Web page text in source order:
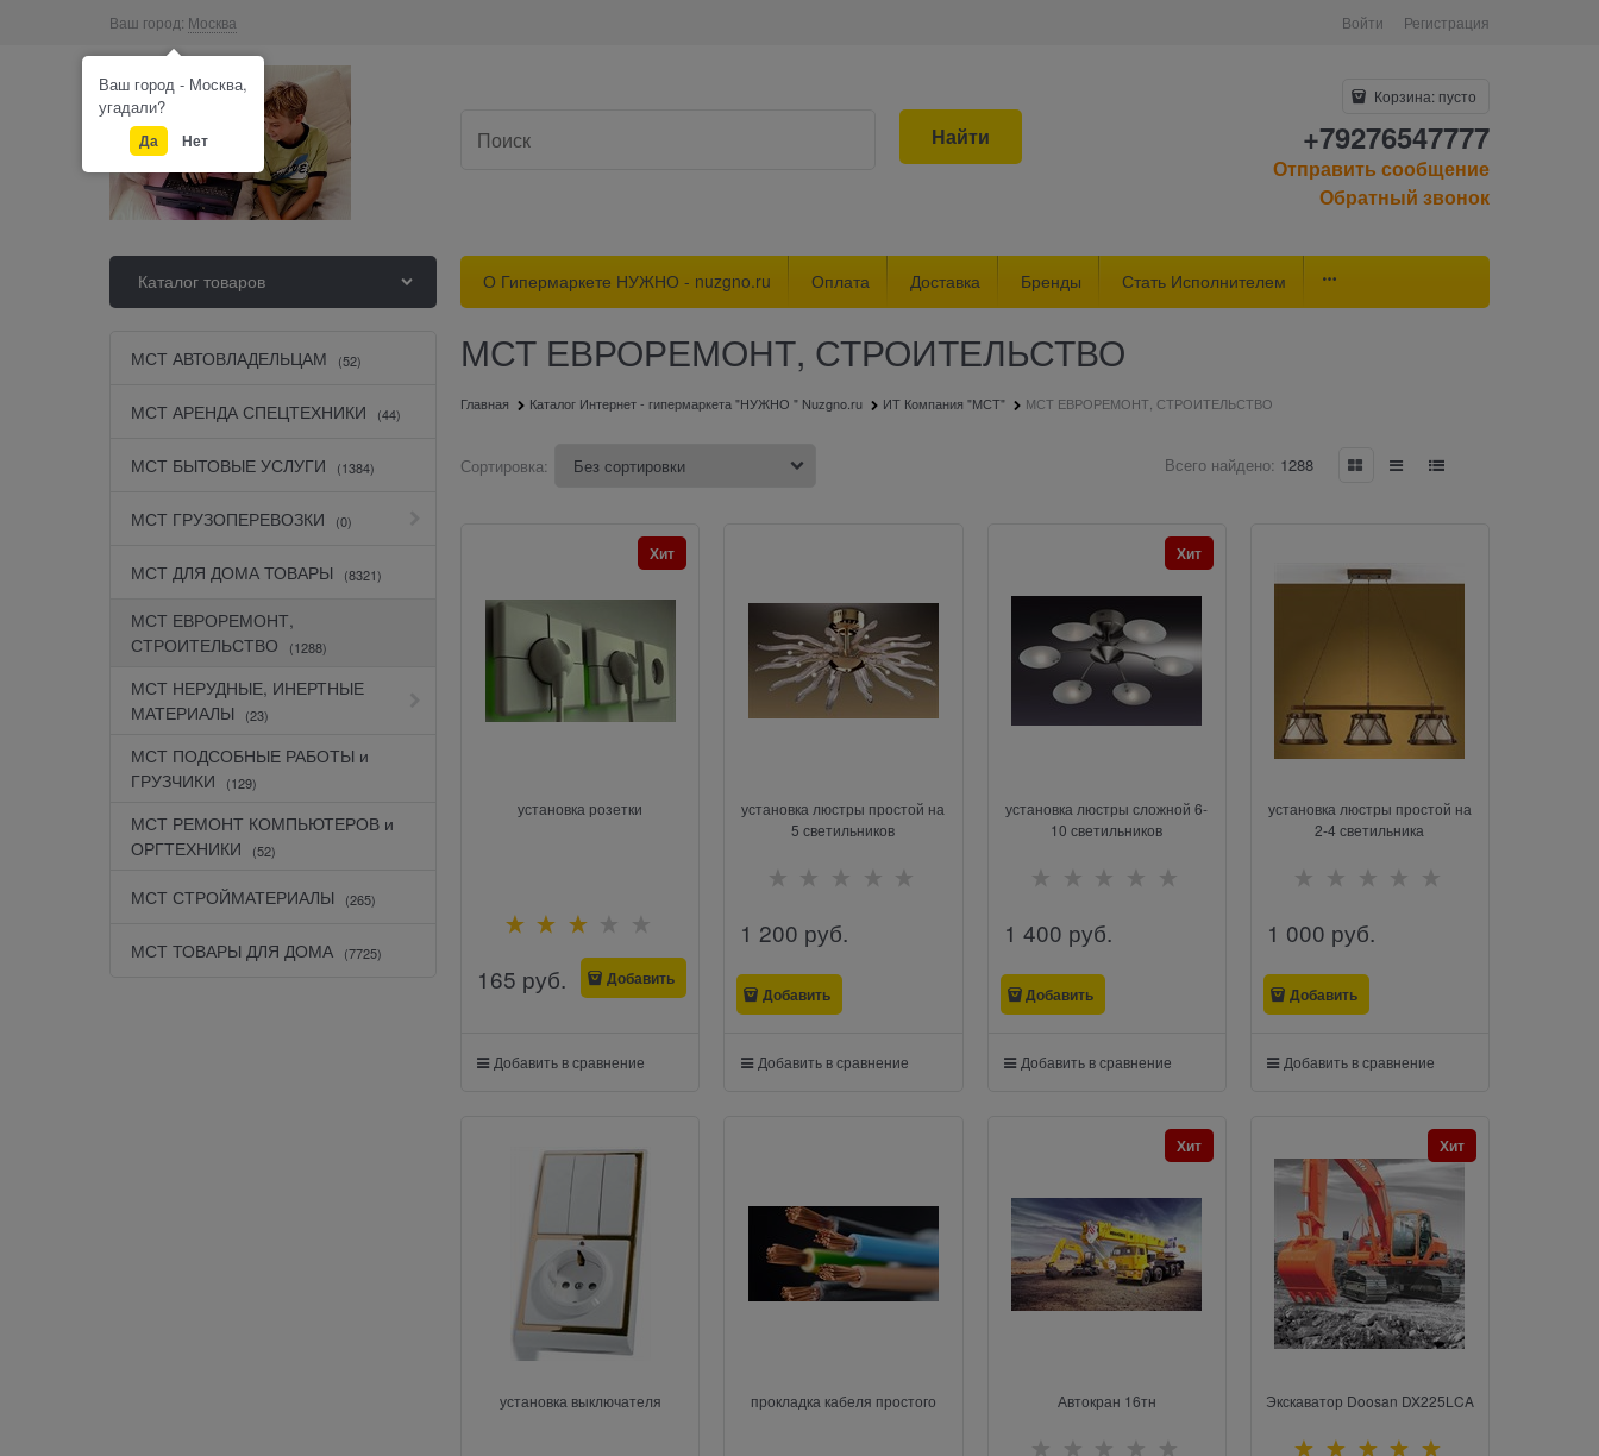
Ваш город: Москва Войти Регистрация
Найти
Корзина: пусто
+79276547777
Отправить сообщение
Обратный звонок
Каталог товаров О Гипермаркете НУЖНО - nuzgno.ru Оплата Доставка Бренды Стать Исполнителем
МСТ АВТОВЛАДЕЛЬЦАМ (52)
МСТ АРЕНДА СПЕЦТЕХНИКИ (44)
МСТ БЫТОВЫЕ УСЛУГИ (1384)
МСТ ГРУЗОПЕРЕВОЗКИ (0)
МСТ ДЛЯ ДОМА ТОВАРЫ (8321)
МСТ ЕВРОРЕМОНТ,
СТРОИТЕЛЬСТВО
(1288)
МСТ НЕРУДНЫЕ, ИНЕРТНЫЕ
МАТЕРИАЛЫ
(23)
МСТ ПОДСОБНЫЕ РАБОТЫ и
ГРУЗЧИКИ
(129)
МСТ РЕМОНТ КОМПЬЮТЕРОВ и
ОРГТЕХНИКИ
(52)
МСТ СТРОЙМАТЕРИАЛЫ (265)
МСТ ТОВАРЫ ДЛЯ ДОМА (7725)
МСТ ЕВРОРЕМОНТ, СТРОИТЕЛЬСТВО
Главная Каталог Интернет - гипермаркета "НУЖНО " Nuzgno.ru ИТ Компания "МСТ" МСТ ЕВРОРЕМОНТ, СТРОИТЕЛЬСТВО
Сортировка: Всего найдено: 1288
установка розетки
Хит
165 руб. Добавить
Добавить в сравнение
установка люстры простой на
5 светильников
1 200 руб.
Добавить
Добавить в сравнение
установка люстры сложной 6-
10 светильников
Хит
1 400 руб.
Добавить
Добавить в сравнение
установка люстры простой на
2-4 светильника
1 000 руб.
Добавить
Добавить в сравнение
установка выключателя прокладка кабеля простого Автокран 16тн
Хит
Экскаватор Doosan DX225LCA
Хит
Ваш город - Москва,
угадали?
Да Нет